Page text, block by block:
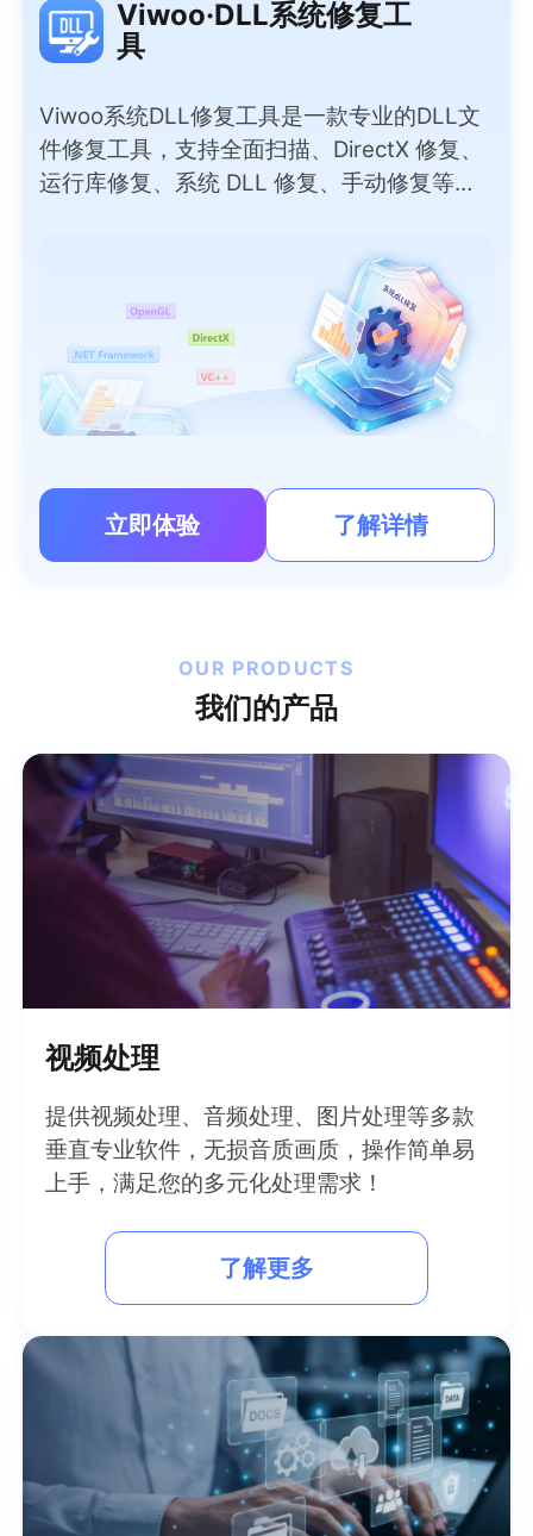
Viwoo·DLL系统修复工
具
Viwoo系统DLL修复工具是一款专业的DLL文
件修复工具，支持全面扫描、DirectX 修复、
运行库修复、系统 DLL 修复、手动修复等实
业技术，小白也能一键操作，覆盖上千种常见
DLL文件，安全无捆绑，快速恢复电脑正常运
行。
立即体验 了解详情
OUR PRODUCTS
我们的产品
视频处理
提供视频处理、音频处理、图片处理等多款
垂直专业软件，无损音质画质，操作简单易
上手，满足您的多元化处理需求！
了解更多